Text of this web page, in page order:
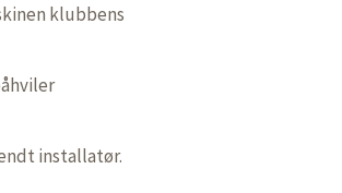
klubbens
installatør.